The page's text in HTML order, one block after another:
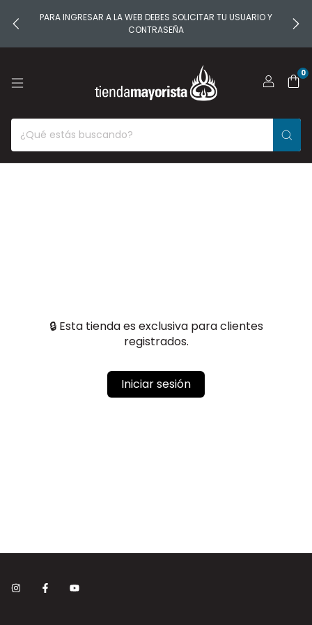
PARA INGRESAR A LA WEB DEBES SOLICITAR TU USUARIO Y
CONTRASEÑA
0
🔒 Esta tienda es exclusiva para clientes
registrados.
Iniciar sesión